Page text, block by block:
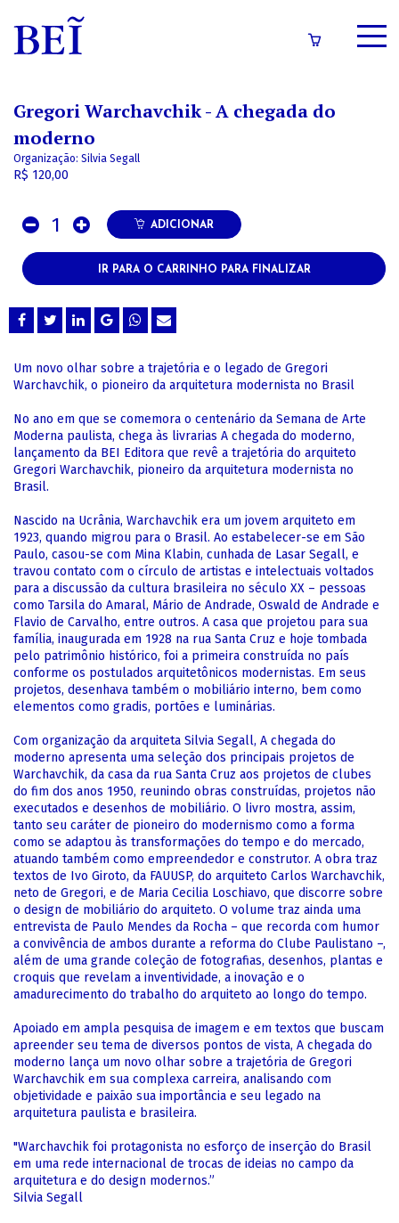
CATÁLOGO
LOGIN/CADASTRO
Gregori Warchavchik - A chegada do
moderno
Organização: Silvia Segall
R$ 120,00
1 ADICIONAR
IR PARA O CARRINHO PARA FINALIZAR
Um novo olhar sobre a trajetória e o legado de Gregori
Warchavchik, o pioneiro da arquitetura modernista no Brasil
No ano em que se comemora o centenário da Semana de Arte
Moderna paulista, chega às livrarias A chegada do moderno,
lançamento da BEI Editora que revê a trajetória do arquiteto
Gregori Warchavchik, pioneiro da arquitetura modernista no
Brasil.
Nascido na Ucrânia, Warchavchik era um jovem arquiteto em
1923, quando migrou para o Brasil. Ao estabelecer-se em São
Paulo, casou-se com Mina Klabin, cunhada de Lasar Segall, e
travou contato com o círculo de artistas e intelectuais voltados
para a discussão da cultura brasileira no século XX – pessoas
como Tarsila do Amaral, Mário de Andrade, Oswald de Andrade e
Flavio de Carvalho, entre outros. A casa que projetou para sua
família, inaugurada em 1928 na rua Santa Cruz e hoje tombada
pelo patrimônio histórico, foi a primeira construída no país
conforme os postulados arquitetônicos modernistas. Em seus
projetos, desenhava também o mobiliário interno, bem como
elementos como gradis, portões e luminárias.
Com organização da arquiteta Silvia Segall, A chegada do
moderno apresenta uma seleção dos principais projetos de
Warchavchik, da casa da rua Santa Cruz aos projetos de clubes
do fim dos anos 1950, reunindo obras construídas, projetos não
executados e desenhos de mobiliário. O livro mostra, assim,
tanto seu caráter de pioneiro do modernismo como a forma
como se adaptou às transformações do tempo e do mercado,
atuando também como empreendedor e construtor. A obra traz
textos de Ivo Giroto, da FAUUSP, do arquiteto Carlos Warchavchik,
neto de Gregori, e de Maria Cecilia Loschiavo, que discorre sobre
o design de mobiliário do arquiteto. O volume traz ainda uma
entrevista de Paulo Mendes da Rocha – que recorda com humor
a convivência de ambos durante a reforma do Clube Paulistano –,
além de uma grande coleção de fotografias, desenhos, plantas e
croquis que revelam a inventividade, a inovação e o
amadurecimento do trabalho do arquiteto ao longo do tempo.
Apoiado em ampla pesquisa de imagem e em textos que buscam
apreender seu tema de diversos pontos de vista, A chegada do
moderno lança um novo olhar sobre a trajetória de Gregori
Warchavchik em sua complexa carreira, analisando com
objetividade e paixão sua importância e seu legado na
arquitetura paulista e brasileira.
"Warchavchik foi protagonista no esforço de inserção do Brasil
em uma rede internacional de trocas de ideias no campo da
arquitetura e do design modernos.”
Silvia Segall